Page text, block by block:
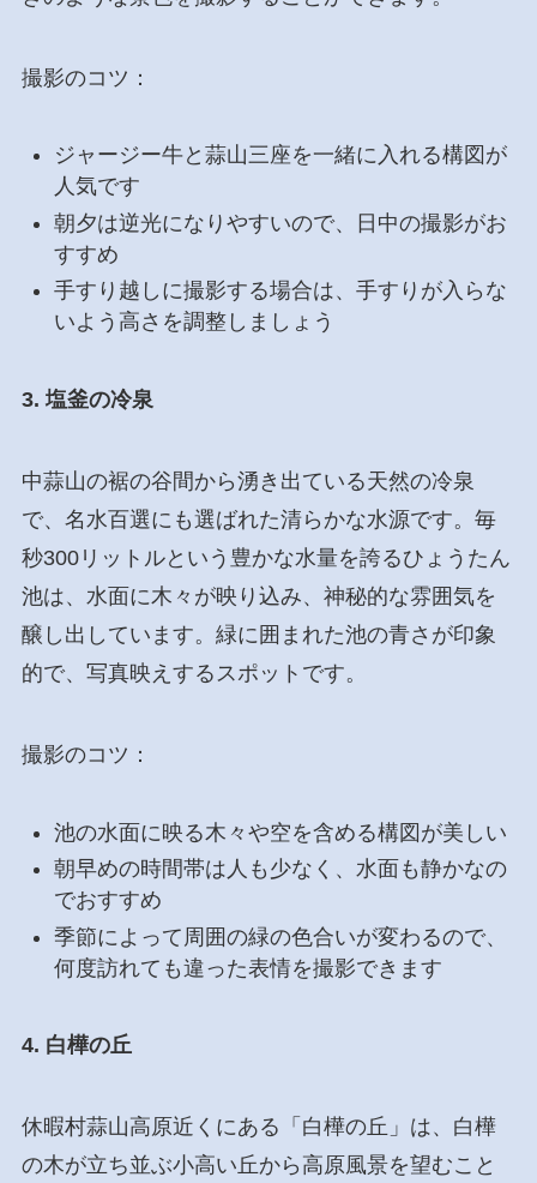
撮影のコツ：
ジャージー牛と蒜山三座を一緒に入れる構図が
人気です
朝夕は逆光になりやすいので、日中の撮影がお
すすめ
手すり越しに撮影する場合は、手すりが入らな
いよう高さを調整しましょう
3. 塩釜の冷泉
中蒜山の裾の谷間から湧き出ている天然の冷泉
で、名水百選にも選ばれた清らかな水源です。毎
秒300リットルという豊かな水量を誇るひょうたん
池は、水面に木々が映り込み、神秘的な雰囲気を
醸し出しています。緑に囲まれた池の青さが印象
的で、写真映えするスポットです。
撮影のコツ：
池の水面に映る木々や空を含める構図が美しい
朝早めの時間帯は人も少なく、水面も静かなの
でおすすめ
季節によって周囲の緑の色合いが変わるので、
何度訪れても違った表情を撮影できます
4. 白樺の丘
休暇村蒜山高原近くにある「白樺の丘」は、白樺
の木が立ち並ぶ小高い丘から高原風景を望むこと